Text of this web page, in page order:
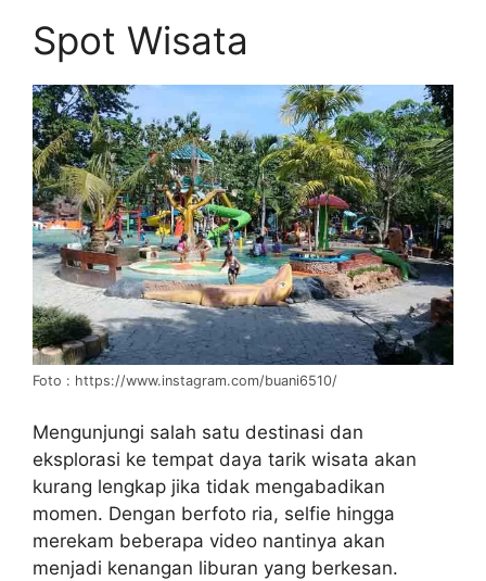
Spot Wisata
Foto : https://www.instagram.com/buani6510/
Mengunjungi salah satu destinasi dan
eksplorasi ke tempat daya tarik wisata akan
kurang lengkap jika tidak mengabadikan
momen. Dengan berfoto ria, selfie hingga
merekam beberapa video nantinya akan
menjadi kenangan liburan yang berkesan.